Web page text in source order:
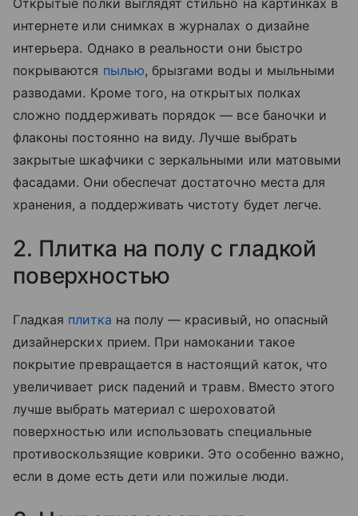
Открытые полки выглядят стильно на картинках в
интернете или снимках в журналах о дизайне
интерьера. Однако в реальности они быстро
покрываются пылью, брызгами воды и мыльными
разводами. Кроме того, на открытых полках
сложно поддерживать порядок — все баночки и
флаконы постоянно на виду. Лучше выбрать
закрытые шкафчики с зеркальными или матовыми
фасадами. Они обеспечат достаточно места для
хранения, а поддерживать чистоту будет легче.
2. Плитка на полу с гладкой
поверхностью
Гладкая плитка на полу — красивый, но опасный
дизайнерских прием. При намокании такое
покрытие превращается в настоящий каток, что
увеличивает риск падений и травм. Вместо этого
лучше выбрать материал с шероховатой
поверхностью или использовать специальные
противоскользящие коврики. Это особенно важно,
если в доме есть дети или пожилые люди.